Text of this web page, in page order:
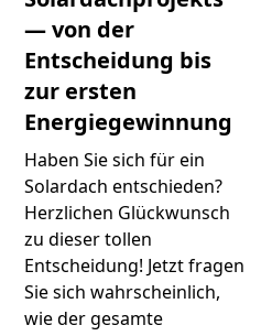
— von der
Entscheidung bis
zur ersten
Energiegewinnung
Haben Sie sich für ein
Solardach entschieden?
Herzlichen Glückwunsch
zu dieser tollen
Entscheidung! Jetzt fragen
Sie sich wahrscheinlich,
wie der gesamte